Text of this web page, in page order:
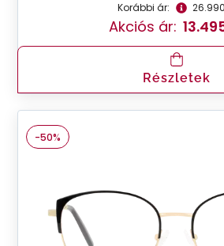
Korábbi ár:
Akciós ár:
Részletek
-50%